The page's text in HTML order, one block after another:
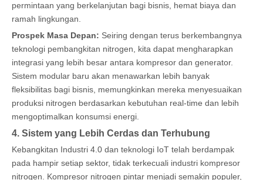
permintaan yang berkelanjutan bagi bisnis, hemat biaya dan
ramah lingkungan.
Prospek Masa Depan: Seiring dengan terus berkembangnya
teknologi pembangkitan nitrogen, kita dapat mengharapkan
integrasi yang lebih besar antara kompresor dan generator.
Sistem modular baru akan menawarkan lebih banyak
fleksibilitas bagi bisnis, memungkinkan mereka menyesuaikan
produksi nitrogen berdasarkan kebutuhan real-time dan lebih
mengoptimalkan konsumsi energi.
4. Sistem yang Lebih Cerdas dan Terhubung
Kebangkitan Industri 4.0 dan teknologi IoT telah berdampak
pada hampir setiap sektor, tidak terkecuali industri kompresor
nitrogen. Kompresor nitrogen pintar menjadi semakin populer,